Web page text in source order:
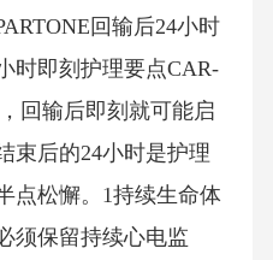
回输后24小时
时即刻护理要点CAR-
回输后即刻就可能启
束后的24小时是护理
点松懈。1持续生命体
须保留持续心电监